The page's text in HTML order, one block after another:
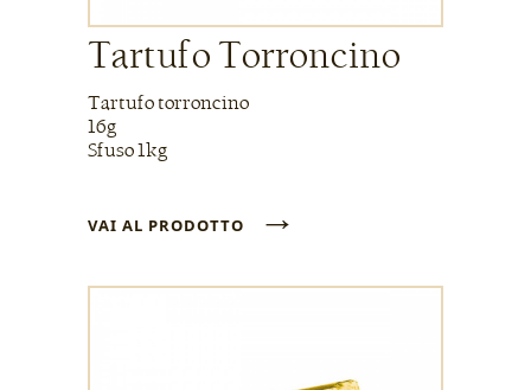
Tartufo Torroncino
Tartufo torroncino
16g
Sfuso 1kg
VAI AL PRODOTTO →